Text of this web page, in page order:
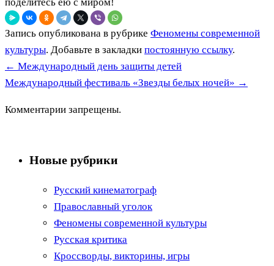
поделитесь ею с миром!
Запись опубликована в рубрике Феномены современной
культуры. Добавьте в закладки постоянную ссылку.
← Международный день защиты детей
Международный фестиваль «Звезды белых ночей» →
Комментарии запрещены.
Новые рубрики
Русский кинематограф
Православный уголок
Феномены современной культуры
Русская критика
Кроссворды, викторины, игры